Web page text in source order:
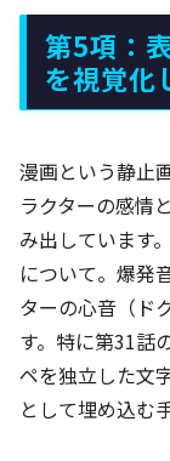
第5項：
を視覚化
漫画という静止
ラクターの感情
み出しています
について。爆発
ターの心音（ド
す。特に第31話
ペを独立した文
として埋め込む